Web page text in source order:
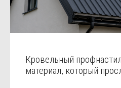
Кровельный
материал, который